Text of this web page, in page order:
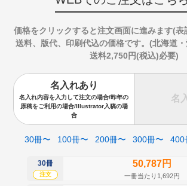
価格をクリックすると注文画面に進みます(表
送料、版代、印刷代込の価格です。(北海道
送料2,750円(税込)必要)
名入れあり
名入れ内容を入力して注文の場合/昨年の
原稿をご利用の場合/Illustrator入稿の場
合
名
30冊〜 100冊〜 200冊〜 300冊〜 400
30冊
注文
50,787円
一冊当たり1,692円